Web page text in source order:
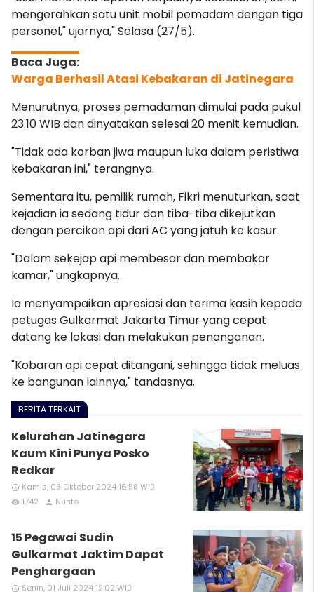
mengerahkan satu unit mobil pemadam dengan tiga
personel," ujarnya," Selasa (27/5).
Warga Berhasil Atasi Kebakaran di Jatinegara
Menurutnya, proses pemadaman dimulai pada pukul
23.10 WIB dan dinyatakan selesai 20 menit kemudian.
"Tidak ada korban jiwa maupun luka dalam peristiwa
kebakaran ini," terangnya.
Sementara itu, pemilik rumah, Fikri menuturkan, saat
kejadian ia sedang tidur dan tiba-tiba dikejutkan
dengan percikan api dari AC yang jatuh ke kasur.
"Dalam sekejap api membesar dan membakar
kamar," ungkapnya.
Ia menyampaikan apresiasi dan terima kasih kepada
petugas Gulkarmat Jakarta Timur yang cepat
datang ke lokasi dan melakukan penanganan.
"Kobaran api cepat ditangani, sehingga tidak meluas
ke bangunan lainnya," tandasnya.
BERITA TERKAIT
Kelurahan Jatinegara
Kaum Kini Punya Posko
Redkar
access_time Kamis, 03 Oktober 2024 16:58 WIB
remove_red_eye 1742 person Nurito
15 Pegawai Sudin
Gulkarmat Jaktim Dapat
Penghargaan
access_time Senin, 01 Juli 2024 12:02 WIB